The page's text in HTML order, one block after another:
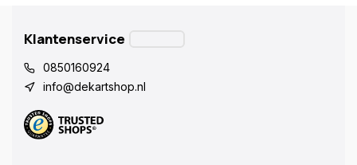
Klantenservice
0850160924
info@dekartshop.nl